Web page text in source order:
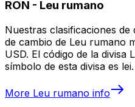
RON - Leu rumano
Nuestras clasificaciones
de cambio de Leu rumano
USD. El código de la divisa
símbolo de esta divisa es lei.
More Leu rumano info